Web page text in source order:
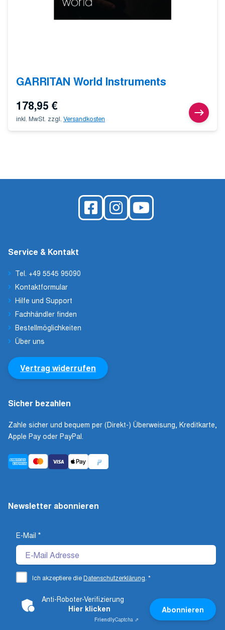
GARRITAN World Instruments
178,95 €
inkl. MwSt. zzgl. Versandkosten
Service & Kontakt
Tel. +49 5545 95090
Kontaktformular
Hilfe und Support
Fachhändler finden
Bestellmöglichkeiten
Über uns
Vertrag widerrufen
Sicher bezahlen
Zahle sicher und bequem per (Direkt-) Überweisung, Kreditkarte,
Apple Pay oder PayPal.
Newsletter abonnieren
E-Mail *
Ich akzeptiere dieDatenschutzerklärung *
Anti-Roboter-Verifizierung
Hier klicken
FriendlyCaptcha ⇗
Abonnieren